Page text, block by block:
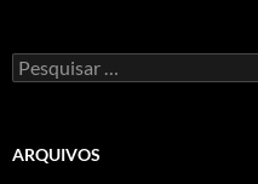
Pesquisar
por:
ARQUIVOS